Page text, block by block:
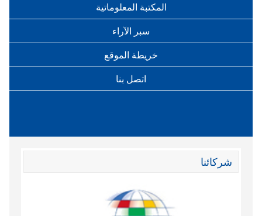
المكتبة المعلوماتية
سبر الآراء
خريطة الموقع
اتصل بنا
شركائنا